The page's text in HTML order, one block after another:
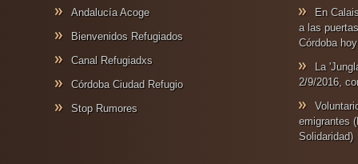
Andalucía Acoge
Bienvenidos Refugiados
Canal Refugiadxs
Córdoba Ciudad Refugio
Stop Rumores
En
a las
Córdoba
La
2/9/2016,
emigrantes
Solidaridad)